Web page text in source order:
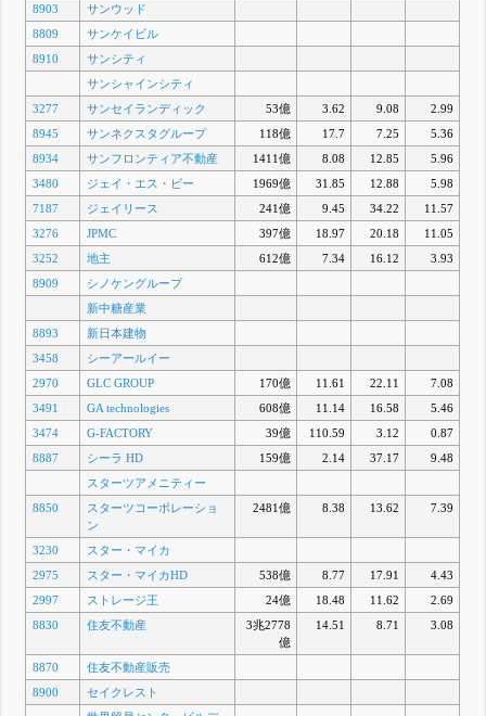
8903
サンウッド
8809
サンケイビル
8910
サンシティ
サンシャインシティ
3277
サンセイランディック 53億 3.62 9.08
2.99
8945
サンネクスタグループ 118億 17.7 7.25
5.36
8934
サンフロンティア不動産 1411億 8.08 12.85
5.96
3480
ジェイ・エス・ビー 1969億 31.85 12.88
5.98
7187
ジェイリース 241億 9.45 34.22
11.57
3276
JPMC 397億 18.97 20.18
11.05
3252
地主 612億 7.34 16.12
3.93
8909
シノケングループ
新中糖産業
8893
新日本建物
3458
シーアールイー
2970
GLC GROUP 170億 11.61 22.11
7.08
3491
GA technologies 608億 11.14 16.58
5.46
3474
G-FACTORY 39億 110.59 3.12
0.87
8887
シーラ HD 159億 2.14 37.17
9.48
スターツアメニティー
8850
スターツコーポレーショ
ン
2481億 8.38 13.62 7.39
3230
スター・マイカ
2975
スター・マイカHD 538億 8.77 17.91
4.43
2997
ストレージ王 24億 18.48 11.62
2.69
8830
住友不動産
3兆2778
億
14.51 8.71 3.08
8870
住友不動産販売
8900
セイクレスト